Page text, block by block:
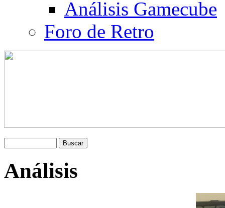
Análisis Gamecube
Foro de Retro
Análisis